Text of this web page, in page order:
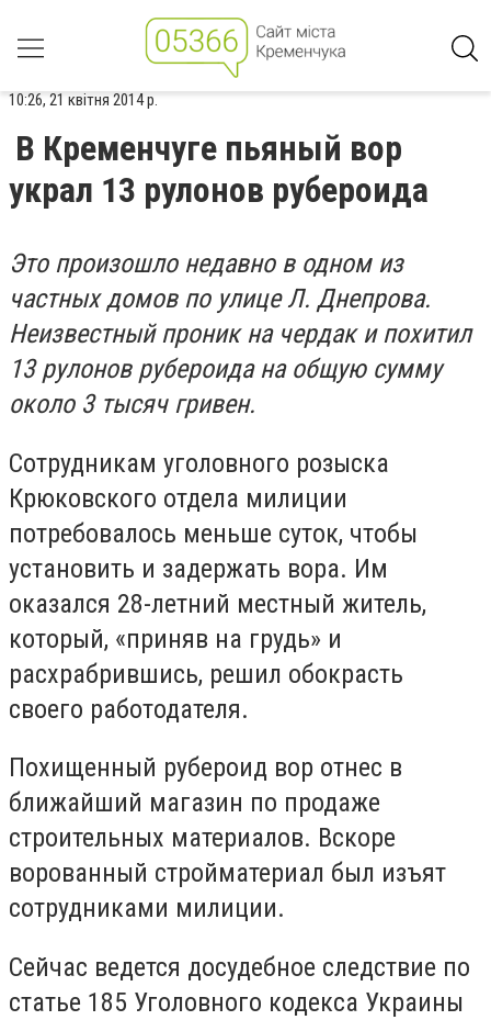
10:26, 21 квітня 2014 р.
В Кременчуге пьяный вор
украл 13 рулонов рубероида
Это произошло недавно в одном из
частных домов по улице Л. Днепрова.
Неизвестный проник на чердак и похитил
13 рулонов рубероида на общую сумму
около 3 тысяч гривен.
Сотрудникам уголовного розыска
Крюковского отдела милиции
потребовалось меньше суток, чтобы
установить и задержать вора. Им
оказался 28-летний местный житель,
который, «приняв на грудь» и
расхрабрившись, решил обокрасть
своего работодателя.
Похищенный рубероид вор отнес в
ближайший магазин по продаже
строительных материалов. Вскоре
ворованный стройматериал был изъят
сотрудниками милиции.
Сейчас ведется досудебное следствие по
статье 185 Уголовного кодекса Украины